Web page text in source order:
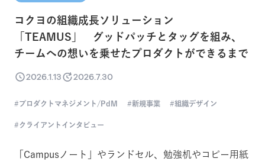
コクヨの組織成長ソリューション
「TEAMUS」 グッドパッチとタッグを組み、
チームへの想いを乗せたプロダクトができるまで
2026.1.13 2026.7.30
プロダクトマネジメント/PdM 新規事業 組織デザイン
クライアントインタビュー
「Campusノート」やランドセル、勉強机やコピー用紙